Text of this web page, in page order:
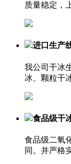
质量稳定，
进口生产
我公司干冰
冰、颗粒干
食品级干
食品级二氧
同。并严格